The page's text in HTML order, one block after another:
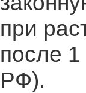
при
после
РФ).